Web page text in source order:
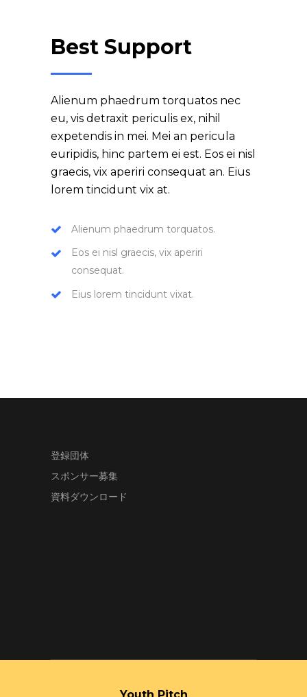
Best Support
Alienum phaedrum torquatos nec
eu, vis detraxit periculis ex, nihil
expetendis in mei. Mei an pericula
euripidis, hinc partem ei est. Eos ei nisl
graecis, vix aperiri consequat an. Eius
lorem tincidunt vix at.
Alienum phaedrum torquatos.
Eos ei nisl graecis, vix aperiri
consequat.
Eius lorem tincidunt vixat.
登録団体
スポンサー募集
資料ダウンロード